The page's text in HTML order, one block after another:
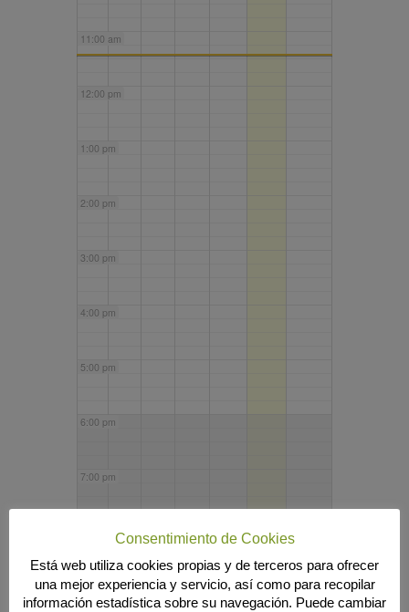
11:00 am
12:00 pm
1:00 pm
2:00 pm
3:00 pm
4:00 pm
5:00 pm
6:00 pm
7:00 pm
9:00 pm
Consentimiento de Cookies
Está web utiliza cookies propias y de terceros para ofrecer
una mejor experiencia y servicio, así como para recopilar
información estadística sobre su navegación. Puede cambiar